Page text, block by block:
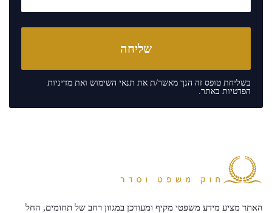
בשליחת טופס זה הנך מאשר/ת את תנאי השימוש ואת מדיניות
הפרטיות באתר.
האתר מציע מידע משפטי מקיף ומעודכן במגוון רחב של תחומים, החל